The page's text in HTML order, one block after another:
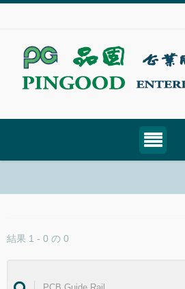
結果 1 - 0 の 0